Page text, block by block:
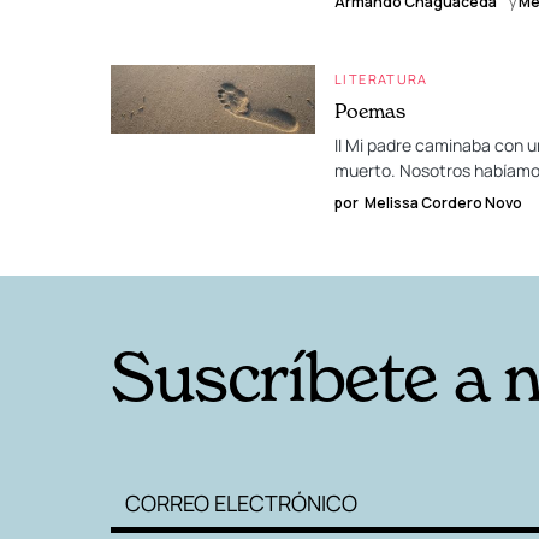
LITERATURA
Poemas
II Mi padre caminaba con
muerto. Nosotros
por Melissa Cordero Novo
Suscríbete a